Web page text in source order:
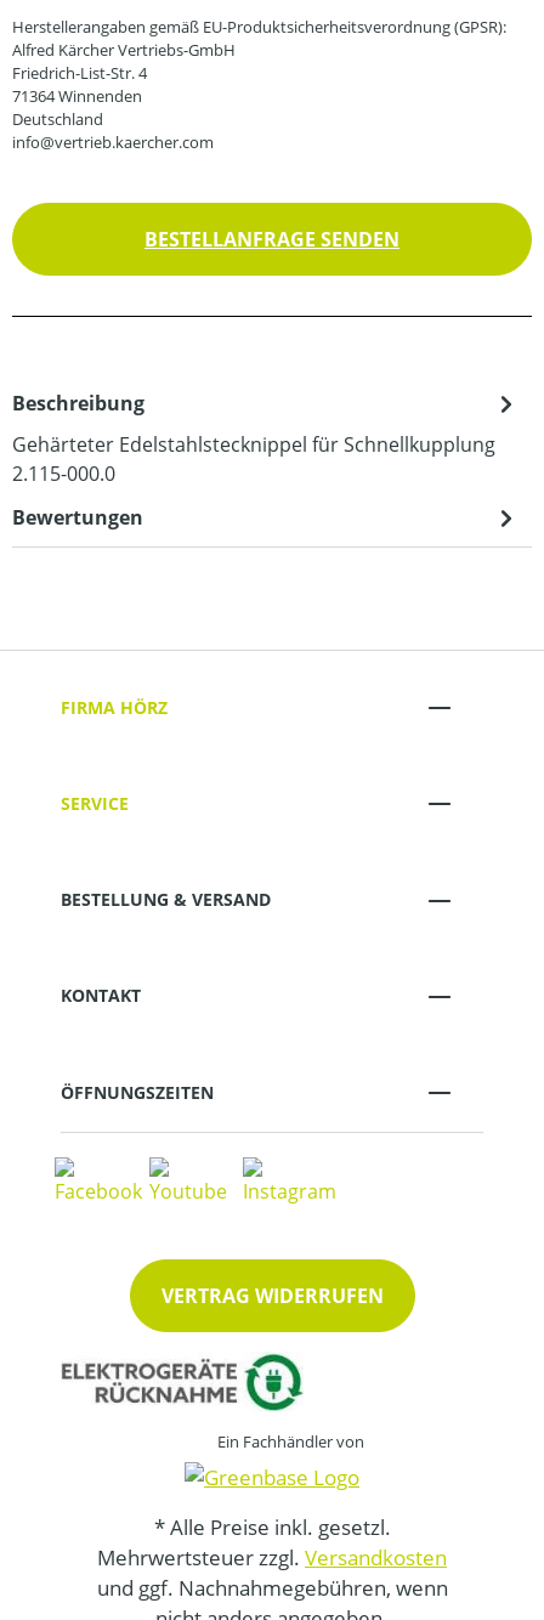
Herstellerangaben gemäß EU-Produktsicherheitsverordnung (GPSR):
Alfred Kärcher Vertriebs-GmbH
Friedrich-List-Str. 4
71364 Winnenden
Deutschland
info@vertrieb.kaercher.com
BESTELLANFRAGE SENDEN
Beschreibung
Gehärteter Edelstahlstecknippel für Schnellkupplung
2.115-000.0
Bewertungen
FIRMA HÖRZ
SERVICE
BESTELLUNG & VERSAND
KONTAKT
ÖFFNUNGSZEITEN
VERTRAG WIDERRUFEN
Ein Fachhändler von
* Alle Preise inkl. gesetzl.
Mehrwertsteuer zzgl. Versandkosten
und ggf. Nachnahmegebühren, wenn